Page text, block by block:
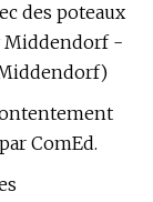
des poteaux
Middendorf -
ComEd.